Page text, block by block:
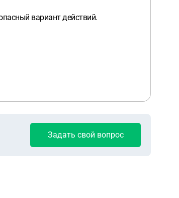
вариант действий.
Задать свой вопрос